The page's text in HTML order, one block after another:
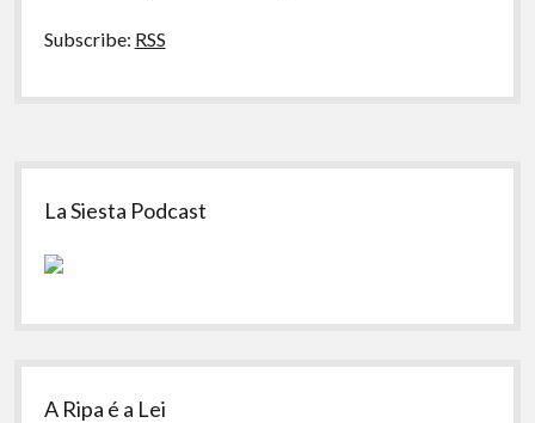
Subscribe: RSS
Sidebar
La Siesta Podcast
A Ripa é a Lei